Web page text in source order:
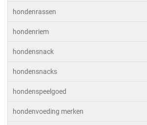
hondenrassen
hondenriem
hondensnack
hondensnacks
hondenspeelgoed
hondenvoeding merken